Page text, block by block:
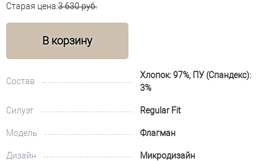
Старая цена:3 630 руб.
В корзину
Состав
Хлопок: 97%, ПУ (Спандекс):
3%
Силуэт Regular Fit
Модель Флагман
Дизайн Микродизайн